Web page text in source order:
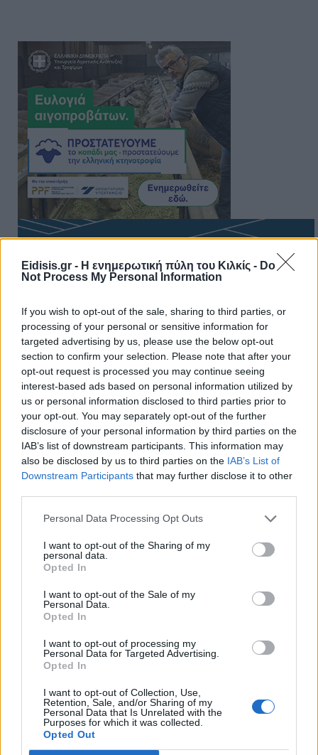
Eidisis.gr - Η ενημερωτική πύλη του Κιλκίς - Do
Not Process My Personal Information
If you wish to opt-out of the sale, sharing to third parties, or
processing of your personal or sensitive information for
targeted advertising by us, please use the below opt-out
section to confirm your selection. Please note that after your
opt-out request is processed you may continue seeing
interest-based ads based on personal information utilized by
us or personal information disclosed to third parties prior to
your opt-out. You may separately opt-out of the further
disclosure of your personal information by third parties on the
IAB’s list of downstream participants. This information may
also be disclosed by us to third parties on the IAB’s List of
Downstream Participants that may further disclose it to other
Personal Data Processing Opt Outs
I want to opt-out of the Sharing of my
personal data.
Opted In
I want to opt-out of the Sale of my
Personal Data.
Opted In
I want to opt-out of processing my
Personal Data for Targeted Advertising.
Opted In
I want to opt-out of Collection, Use,
Retention, Sale, and/or Sharing of my
Personal Data that Is Unrelated with the
Purposes for which it was collected.
Opted Out
Πρωινή